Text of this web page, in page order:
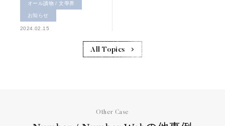
オール讀物 / 文學界
お知らせ
2024.02.15
All Topics
Other Case